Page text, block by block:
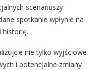
scenariuszy
spotkanie wpłynie na
historię.
nie tylko wyjściowe
i potencjalne zmiany